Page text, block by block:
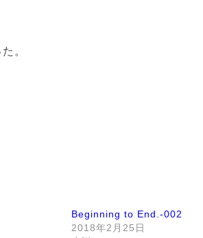
。
Beginning to End.-002
2018年2月25日